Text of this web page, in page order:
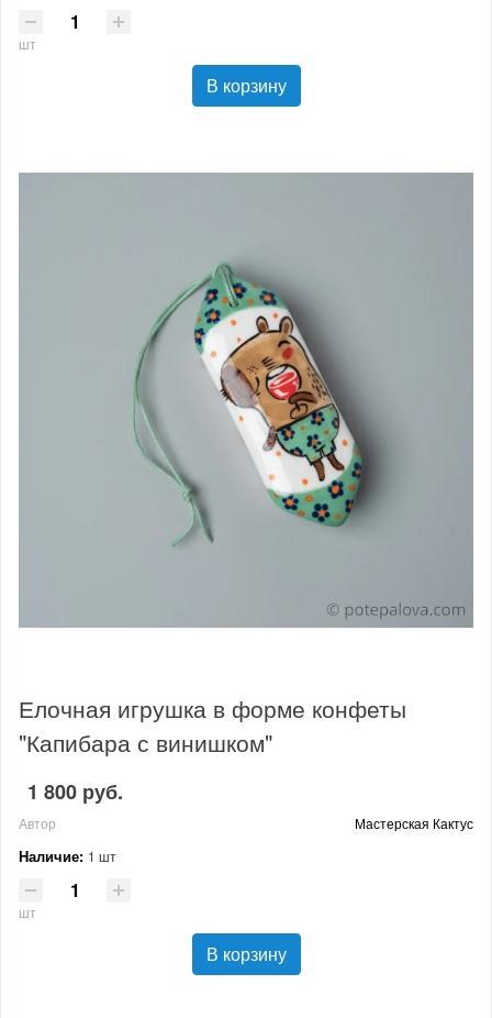
шт
В корзину
Елочная игрушка в форме конфеты
"Капибара с винишком"
1 800 руб.
Автор Мастерская Кактус
Наличие: 1 шт
шт
В корзину